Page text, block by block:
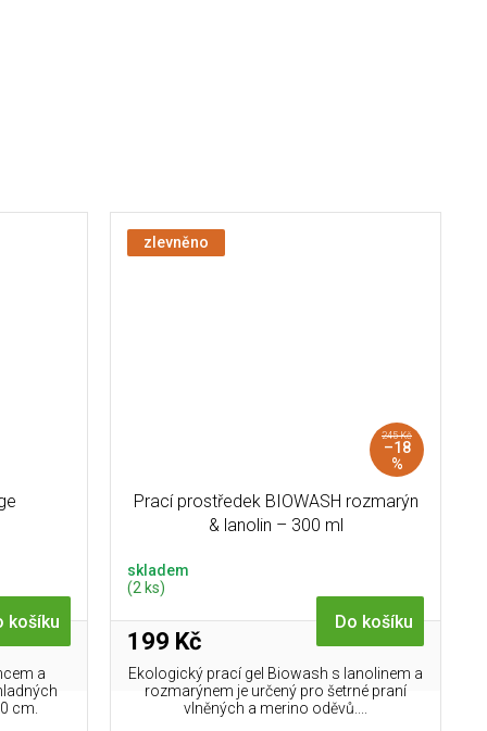
košíku
a
cm.
zlevněno
245 Kč
–18
%
Prací prostředek BIOWASH rozmarýn
& lanolin – 300 ml
skladem
(2 ks)
199 Kč
Do košíku
Ekologický prací gel Biowash s lanolinem a
rozmarýnem je určený pro šetrné praní
vlněných a merino oděvů....